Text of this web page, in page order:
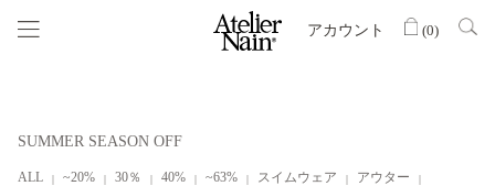
アカウント (0)
SUMMER SEASON OFF
ALL ~20% 30％ 40% ~63% スイムウェア
アウター